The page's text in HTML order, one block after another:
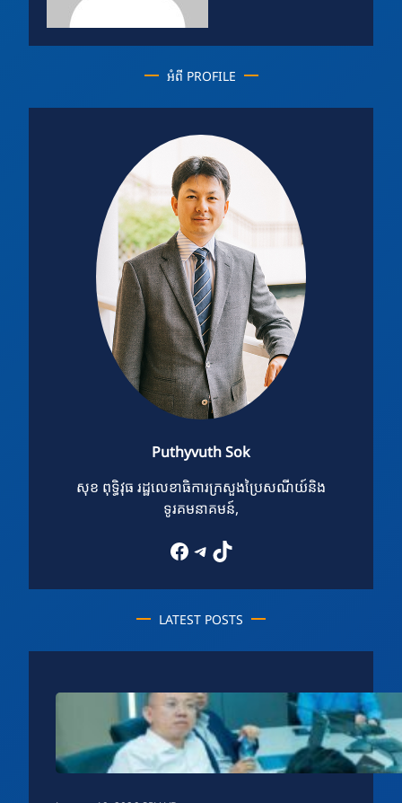
អំពី PROFILE
Puthyvuth Sok
សុខ ពុទ្ធិវុធ រដ្ឋលេខាធិការក្រសួងប្រៃសណីយ៍និង
ទូរគមនាគមន៍,
Facebook Telegram TikTok
LATEST POSTS